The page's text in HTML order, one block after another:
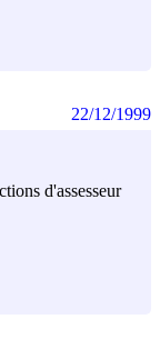
d'assesseur
22/12/1999